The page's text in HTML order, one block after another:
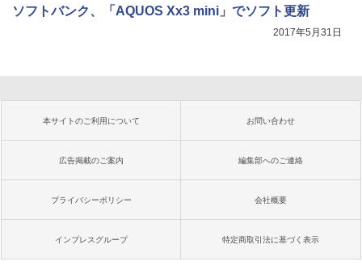
ソフトバンク、「AQUOS Xx3 mini」でソフト更新
2017年5月31日
本サイトのご利用について お問い合わせ
広告掲載のご案内 編集部へのご連絡
プライバシーポリシー 会社概要
インプレスグループ 特定商取引法に基づく表示